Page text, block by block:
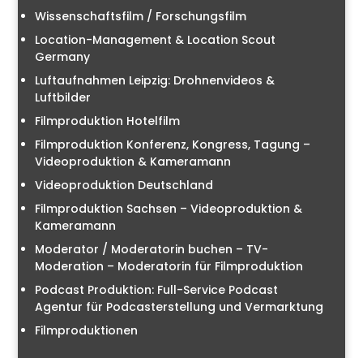
Wissenschaftsfilm / Forschungsfilm
Location-Management & Location Scout
Germany
Luftaufnahmen Leipzig: Drohnenvideos &
Luftbilder
Filmproduktion Hotelfilm
Filmproduktion Konferenz, Kongress, Tagung –
Videoproduktion & Kameramann
Videoproduktion Deutschland
Filmproduktion Sachsen – Videoproduktion &
Kameramann
Moderator / Moderatorin buchen – TV-
Moderation – Moderatorin für Filmproduktion
Podcast Produktion: Full-Service Podcast
Agentur für Podcasterstellung und Vermarktung
Filmproduktionen